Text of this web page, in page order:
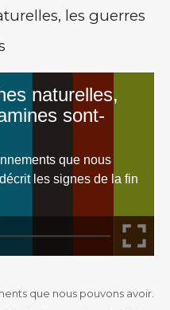
les guerres
que nous pouvons avoir.